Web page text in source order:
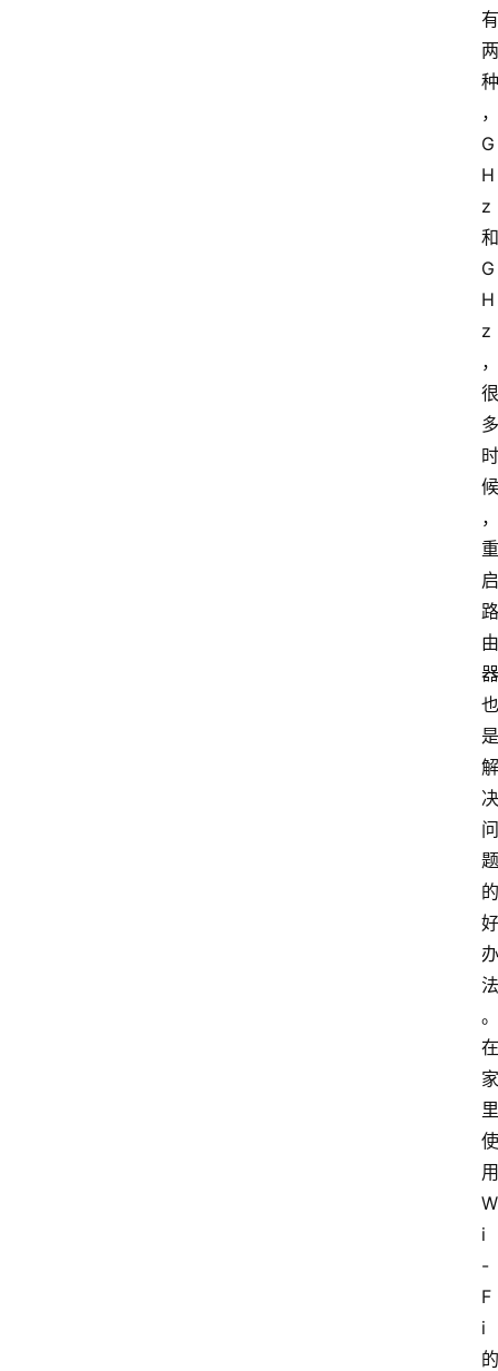
有
两
种
，
G
H
z
和
G
H
z
，
很
多
时
候
，
重
启
路
由
器
也
是
解
决
问
题
的
好
办
法
。
在
家
里
使
用
W
i
-
F
i
的